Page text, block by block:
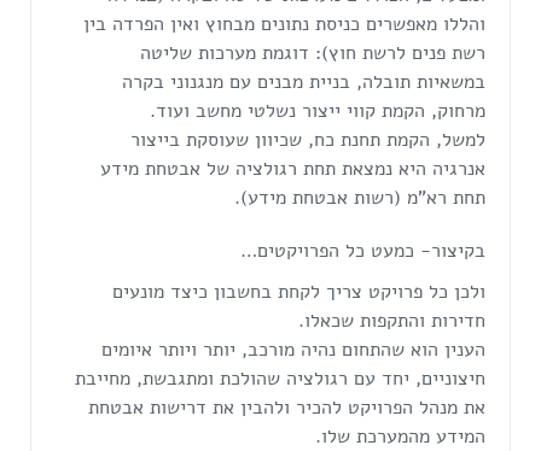
והללו מאפשרים כניסת נתונים מבחוץ ואין הפרדה בין
רשת פנים לרשת חוץ): דוגמת מערכות שליטה
במשאיות תובלה, בניית מבנים עם מנגנוני בקרה
מרחוק, הקמת קווי ייצור נשלטי מחשב ועוד.
למשל, הקמת תחנת כח, שכיוון שעוסקת בייצור
אנרגיה היא נמצאת תחת רגולציה של אבטחת מידע
תחת רא"מ (רשות אבטחת מידע).
בקיצור- כמעט כל הפרויקטים…
ולכן כל פרויקט צריך לקחת בחשבון כיצד מונעים
חדירות והתקפות שכאלו.
הענין הוא שהתחום נהיה מורכב, יותר ויותר איומים
חיצוניים, יחד עם רגולציה שהולכת ומתגבשת, מחייבת
את מנהל הפרויקט להכיר ולהבין את דרישות אבטחת
המידע מהמערכת שלו.